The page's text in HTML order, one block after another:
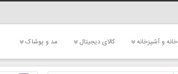
خانه و آشپزخانه کالای دیجیتال مد و پوشاک